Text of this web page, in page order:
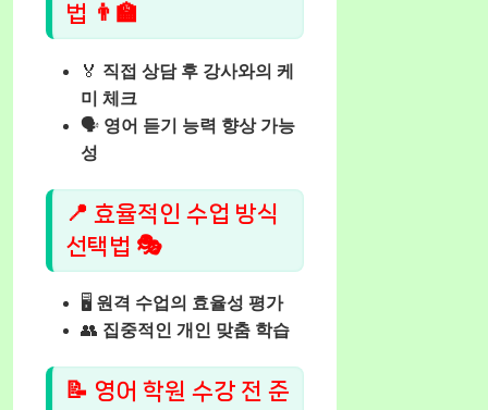
법 👨‍🏫
🏅 직접 상담 후 강사와의 케
미 체크
🗣️ 영어 듣기 능력 향상 가능
성
📍 효율적인 수업 방식
선택법 🎭
🖥️ 원격 수업의 효율성 평가
👥 집중적인 개인 맞춤 학습
📝 영어 학원 수강 전 준